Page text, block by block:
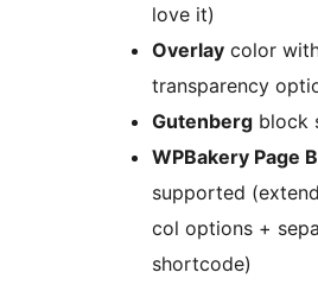
love it)
Overlay color
transparency
Gutenberg block
WPBakery Page
supported
col options +
shortcode)